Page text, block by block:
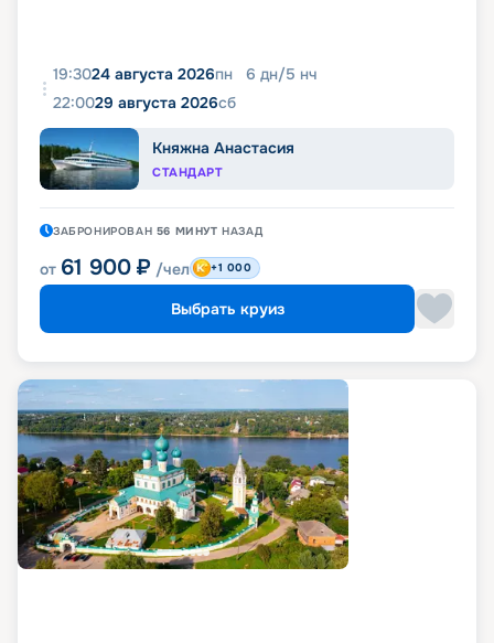
19:3024 августа 2026пн 6 дн/5 нч
22:0029 августа 2026сб
Княжна Анастасия
СТАНДАРТ
ЗАБРОНИРОВАН 56 МИНУТ НАЗАД
от 61 900 ₽ /чел +1 000
Выбрать круиз